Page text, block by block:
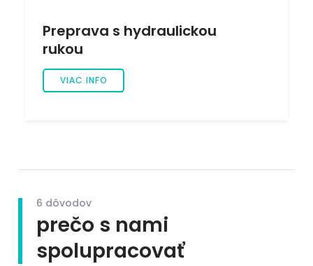
Preprava s hydraulickou
rukou
VIAC INFO
6 dôvodov
prečo s nami
spolupracovať